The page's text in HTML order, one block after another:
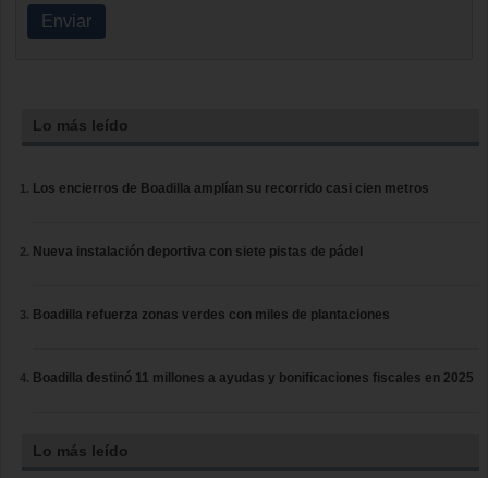
Enviar
Lo más leído
Los encierros de Boadilla amplían su recorrido casi cien metros
Nueva instalación deportiva con siete pistas de pádel
Boadilla refuerza zonas verdes con miles de plantaciones
Boadilla destinó 11 millones a ayudas y bonificaciones fiscales en 2025
Lo más leído